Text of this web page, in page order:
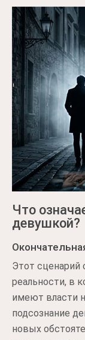
Что
девушкой?
Этот сценарий
реальности, в
имеют власти
подсознание
новых